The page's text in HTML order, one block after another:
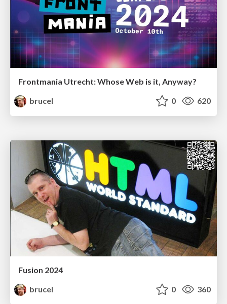
Frontmania Utrecht: Whose Web is it, Anyway?
brucel
0 620
Fusion 2024
brucel
0 360